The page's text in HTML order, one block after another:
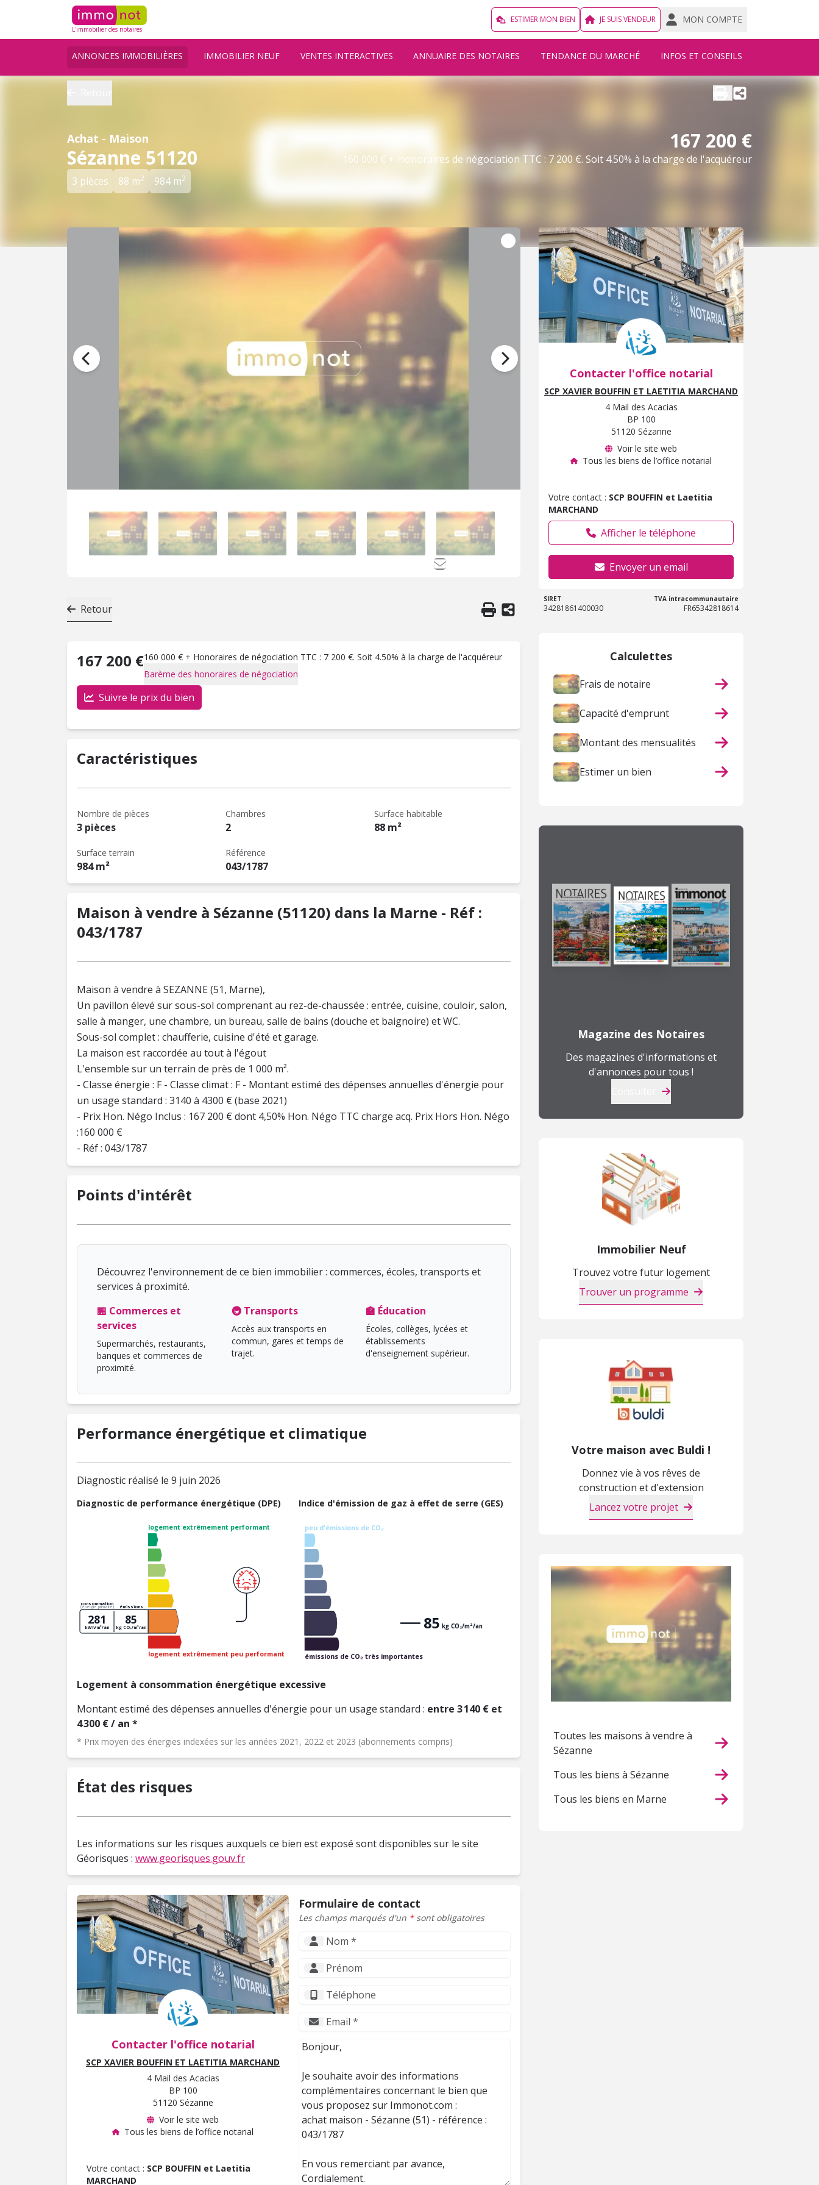
L'immobilier des notaires
ESTIMER MON BIEN JE SUIS VENDEUR MON COMPTE
ANNONCES IMMOBILIÈRES IMMOBILIER NEUF VENTES INTERACTIVES ANNUAIRE DES NOTAIRES TENDANCE DU MARCHÉ INFOS ET CONSEILS
Achat - Maison
Sézanne 51120
3 pièces 88 m2 984 m2
167 200 €
160 000 € + Honoraires de négociation TTC : 7 200 €. Soit 4.50% à la charge de l'acquéreur
Retour
167 200 €160 000 € + Honoraires de négociation TTC : 7 200 €. Soit 4.50% à la charge de l'acquéreur
Barème des honoraires de négociation
Suivre le prix du bien
Caractéristiques
Nombre de pièces
3 pièces
Chambres
2
Surface habitable
88 m²
Surface terrain
984 m²
Référence
043/1787
Maison à vendre à Sézanne (51120) dans la Marne - Réf :
043/1787
Maison à vendre à SEZANNE (51, Marne),
Un pavillon élevé sur sous-sol comprenant au rez-de-chaussée : entrée, cuisine, couloir, salon,
salle à manger, une chambre, un bureau, salle de bains (douche et baignoire) et WC.
Sous-sol complet : chaufferie, cuisine d'été et garage.
La maison est raccordée au tout à l'égout
L'ensemble sur un terrain de près de 1 000 m².
- Classe énergie : F - Classe climat : F - Montant estimé des dépenses annuelles d'énergie pour
un usage standard : 3140 à 4300 € (base 2021)
- Prix Hon. Négo Inclus : 167 200 € dont 4,50% Hon. Négo TTC charge acq. Prix Hors Hon. Négo
:160 000 €
- Réf : 043/1787
Points d'intérêt
Découvrez l'environnement de ce bien immobilier : commerces, écoles, transports et
services à proximité.
🏪 Commerces et
services
Supermarchés, restaurants,
banques et commerces de
proximité.
🚇 Transports
Accès aux transports en
commun, gares et temps de
trajet.
🏫 Éducation
Écoles, collèges, lycées et
établissements
d'enseignement supérieur.
Performance énergétique et climatique
Diagnostic réalisé le 9 juin 2026
Diagnostic de performance énergétique (DPE)
logement extrêmement performant
logement extrêmement peu performant
consommation
(énergie primaire) émissions
281
kWh/m²/an
85
kg CO₂/m²/an
Indice d'émission de gaz à effet de serre (GES)
peu d'émissions de CO₂
émissions de CO₂ très importantes
85 kg CO₂/m²/an
Logement à consommation énergétique excessive
Montant estimé des dépenses annuelles d'énergie pour un usage standard : entre 3 140 € et
4 300 € / an *
* Prix moyen des énergies indexées sur les années 2021, 2022 et 2023 (abonnements compris)
État des risques
Les informations sur les risques auxquels ce bien est exposé sont disponibles sur le site
Géorisques : www.georisques.gouv.fr
Contacter l'office notarial
SCP XAVIER BOUFFIN ET LAETITIA MARCHAND
4 Mail des Acacias
BP 100
51120 Sézanne
Voir le site web
Tous les biens de l’office notarial
Votre contact : SCP BOUFFIN et Laetitia
MARCHAND
Formulaire de contact
Les champs marqués d'un *sont obligatoires
Contacter l'office notarial
SCP XAVIER BOUFFIN ET LAETITIA MARCHAND
4 Mail des Acacias
BP 100
51120 Sézanne
Voir le site web
Tous les biens de l’office notarial
Votre contact : SCP BOUFFIN et Laetitia
MARCHAND
Afficher le téléphone
Envoyer un email
SIRET
34281861400030
TVA intracommunautaire
FR65342818614
Calculettes
Frais de notaire
Capacité d'emprunt
Montant des mensualités
Estimer un bien
Magazine des Notaires
Des magazines d'informations et
d'annonces pour tous !
Immobilier Neuf
Trouvez votre futur logement
Trouver un programme
Votre maison avec Buldi !
Donnez vie à vos rêves de
construction et d'extension
Lancez votre projet
Toutes les maisons à vendre à
Sézanne
Tous les biens à Sézanne
Tous les biens en Marne